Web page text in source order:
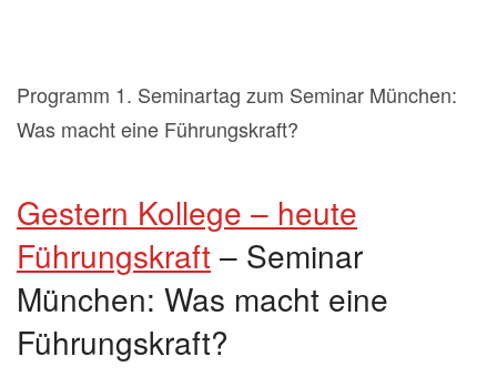
Programm 1. Seminartag zum Seminar München:
Was macht eine Führungskraft?
Gestern Kollege – heute
Führungskraft – Seminar
München: Was macht eine
Führungskraft?